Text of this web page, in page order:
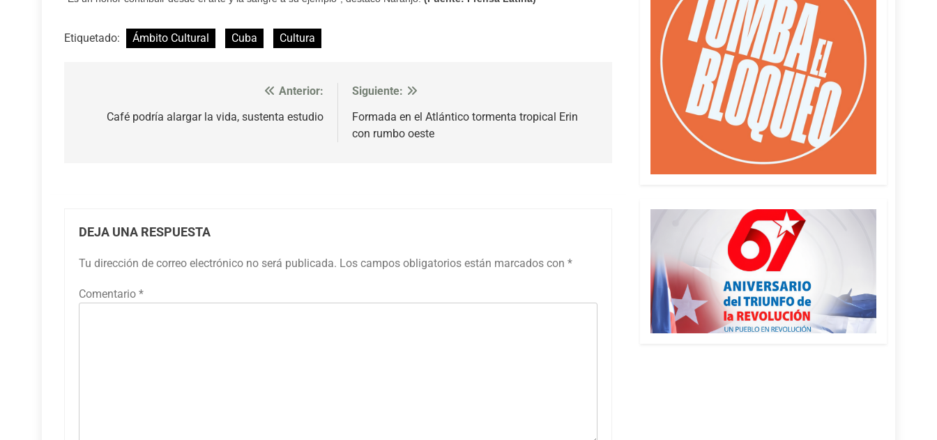
Etiquetado: Ámbito Cultural Cuba Cultura
Anterior:
Café podría alargar la vida, sustenta estudio
Siguiente:
Formada en el Atlántico tormenta tropical Erin
con rumbo oeste
DEJA UNA RESPUESTA
Tu dirección de correo electrónico no será publicada. Los campos obligatorios están marcados con *
Comentario *